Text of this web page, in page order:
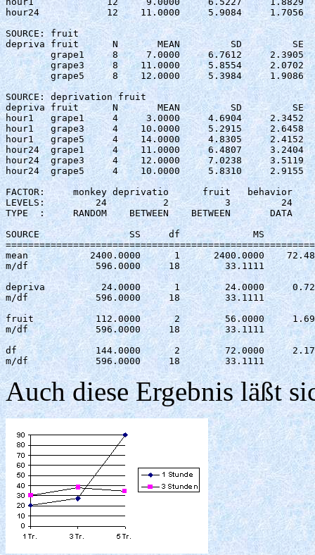
hour24            12    11.0000     5.9084     1.7056
SOURCE: fruit
depriva fruit      N       MEAN         SD         SE
        grape1     8     7.0000     6.7612     2.3905
        grape3     8    11.0000     5.8554     2.0702
        grape5     8    12.0000     5.3984     1.9086
SOURCE: deprivation fruit
depriva fruit      N       MEAN         SD         SE
hour1   grape1     4     3.0000     4.6904     2.3452
hour1   grape3     4    10.0000     5.2915     2.6458
hour1   grape5     4    14.0000     4.8305     2.4152
hour24  grape1     4    11.0000     6.4807     3.2404
hour24  grape3     4    12.0000     7.0238     3.5119
hour24  grape5     4    10.0000     5.8310     2.9155
FACTOR:     monkey deprivatio      fruit   behavior
LEVELS:         24          2          3         24
TYPE  :     RANDOM    BETWEEN    BETWEEN       DATA
SOURCE                SS     df             MS
mean	       2400.0000      1      2400.0000    72.483  0.000 ***
m/df	        596.0000     18        33.1111
depriva	         24.0000      1        24.0000     0.725  0.406
m/df	        596.0000     18        33.1111
fruit  	        112.0000      2        56.0000     1.691  0.212
m/df	        596.0000     18        33.1111
df	        144.0000      2        72.0000     2.174  0.143
m/df	        596.0000     18        33.1111
Auch diese Ergebnis läßt